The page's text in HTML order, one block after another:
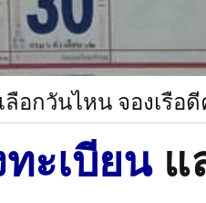
อกวันไหน จองเรือ
ทะเบียนแ